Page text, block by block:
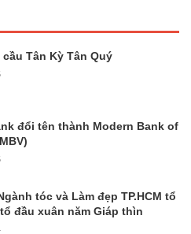
Tân Kỳ Tân Quý
đổi tên thành Modern Bank of
tóc và Làm đẹp TP.HCM tổ
đầu xuân năm Giáp thìn